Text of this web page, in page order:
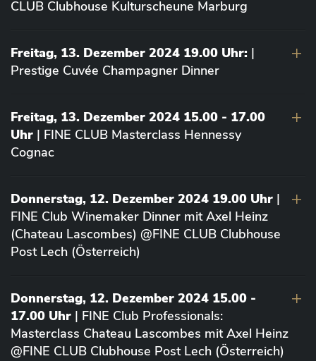
CLUB Clubhouse Kulturscheune Marburg
Freitag, 13. Dezember 2024 19.00 Uhr: |
Prestige Cuvée Champagner Dinner
Freitag, 13. Dezember 2024 15.00 - 17.00
Uhr | FINE CLUB Masterclass Hennessy
Cognac
Donnerstag, 12. Dezember 2024 19.00 Uhr |
FINE Club Winemaker Dinner mit Axel Heinz
(Chateau Lascombes) @FINE CLUB Clubhouse
Post Lech (Österreich)
Donnerstag, 12. Dezember 2024 15.00 -
17.00 Uhr | FINE Club Professionals:
Masterclass Chateau Lascombes mit Axel Heinz
@FINE CLUB Clubhouse Post Lech (Österreich)